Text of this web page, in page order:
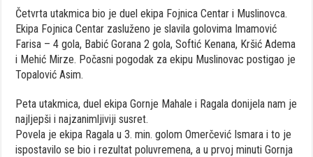
Četvrta utakmica bio je duel ekipa Fojnica Centar i Muslinovca.
Ekipa Fojnica Centar zasluženo je slavila golovima Imamović
Farisa – 4 gola, Babić Gorana 2 gola, Softić Kenana, Kršić Adema
i Mehić Mirze. Počasni pogodak za ekipu Muslinovac postigao je
Topalović Asim.
Peta utakmica, duel ekipa Gornje Mahale i Ragala donijela nam je
najljepši i najzanimljiviji susret.
Povela je ekipa Ragala u 3. min. golom Omerčević Ismara i to je
ispostavilo se bio i rezultat poluvremena, a u prvoj minuti Gornja